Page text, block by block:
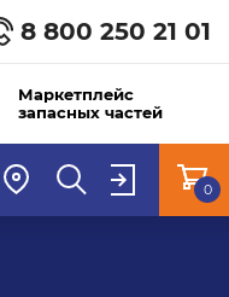
8 800 250 21 01
Маркетплейс
запасных частей
0